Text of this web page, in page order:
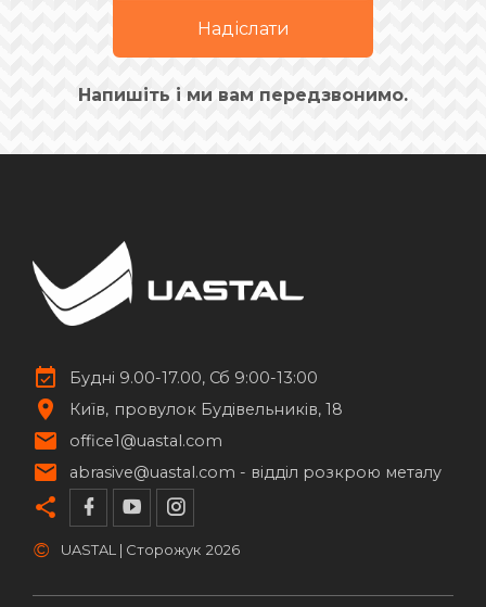
Надіслати
Напишіть і ми вам передзвонимо.
Будні 9.00-17.00, Сб 9:00-13:00
Київ
провулок Будівельників, 18
office1@uastal.com
abrasive@uastal.com - відділ розкрою металу
© UASTAL | Сторожук 2026